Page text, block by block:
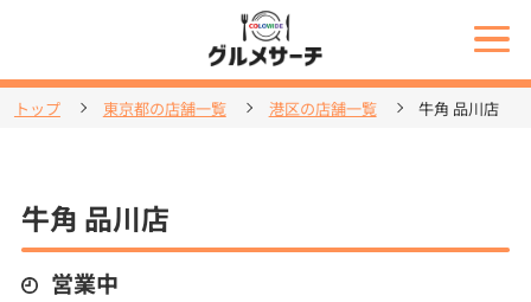
トップ 東京都の店舗一覧 港区の店舗一覧 牛角 品川店
牛角 品川店
営業中